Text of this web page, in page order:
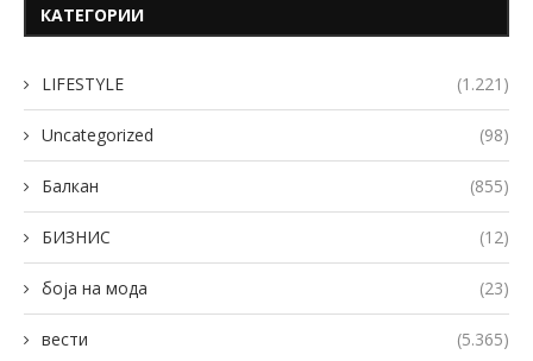
КАТЕГОРИИ
LIFESTYLE (1.221)
Uncategorized (98)
Балкан (855)
БИЗНИС (12)
боја на мода (23)
вести (5.365)